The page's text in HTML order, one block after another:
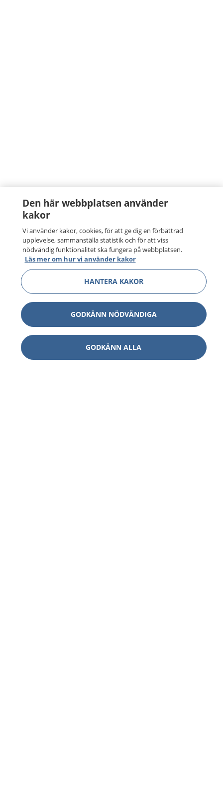
Den här webbplatsen använder
kakor
Vi använder kakor, cookies, för att ge dig en förbättrad
upplevelse, sammanställa statistik och för att viss
nödvändig funktionalitet ska fungera på webbplatsen.
Läs mer om hur vi använder kakor
HANTERA KAKOR
GODKÄNN NÖDVÄNDIGA
GODKÄNN ALLA